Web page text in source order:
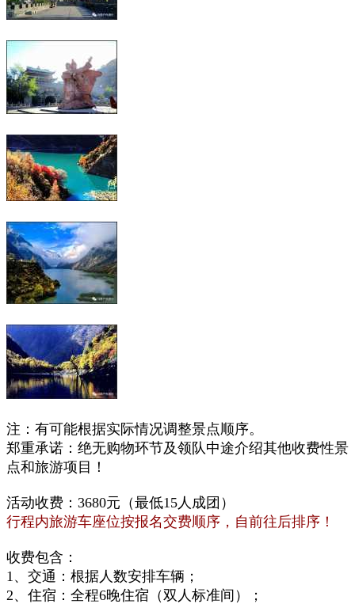
注：有可能根据实际情况调整景点顺序。
郑重承诺：绝无购物环节及领队中途介绍其他收费性景
点和旅游项目！
活动收费：3680元（最低15人成团）
行程内旅游车座位按报名交费顺序，自前往后排序！
收费包含：
1、交通：根据人数安排车辆；
2、住宿：全程6晚住宿（双人标准间）；